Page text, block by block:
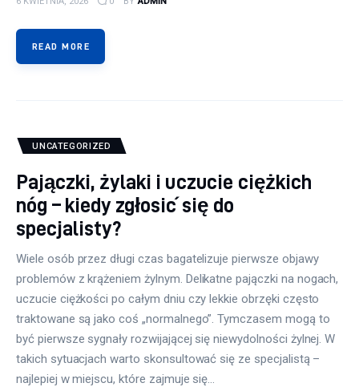
READ MORE
UNCATEGORIZED
Pajączki, żylaki i uczucie ciężkich
nóg – kiedy zgłosić się do
specjalisty?
Wiele osób przez długi czas bagatelizuje pierwsze objawy
problemów z krążeniem żylnym. Delikatne pajączki na nogach,
uczucie ciężkości po całym dniu czy lekkie obrzęki często
traktowane są jako coś „normalnego”. Tymczasem mogą to
być pierwsze sygnały rozwijającej się niewydolności żylnej. W
takich sytuacjach warto skonsultować się ze specjalistą –
najlepiej w miejscu, które zajmuje się…